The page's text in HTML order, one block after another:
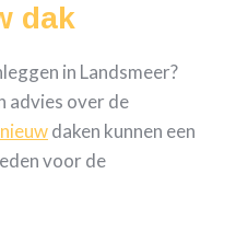
dak
in Landsmeer?
advies over de
daken kunnen een
voor de